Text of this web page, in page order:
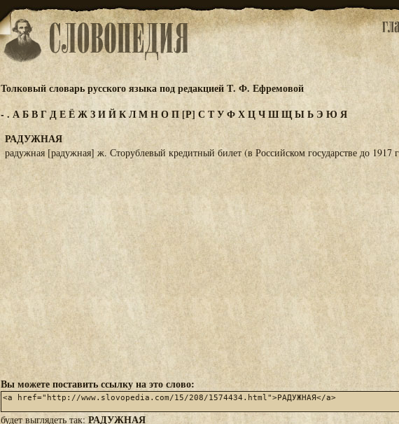
Толковый словарь русского языка под редакцией Т. Ф. Ефремовой
-. АБВГДЕЁЖЗИЙКЛМНОП[Р] С ТУФХЦЧШЩЫЬ Э Ю Я
РАДУЖНАЯ
радужная [радужная] ж. Сторублевый кредитный билет (в Российском государстве до 1917
Вы можете поставить ссылку на это слово:
будет выглядеть так:РАДУЖНАЯ